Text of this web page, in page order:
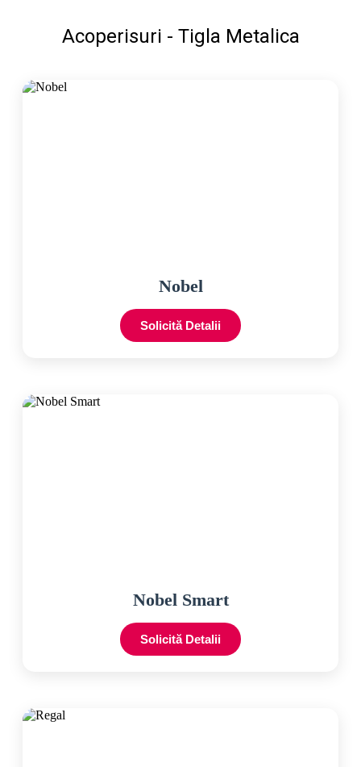
Acoperisuri - Tigla Metalica
Nobel
Solicită Detalii
Nobel Smart
Solicită Detalii